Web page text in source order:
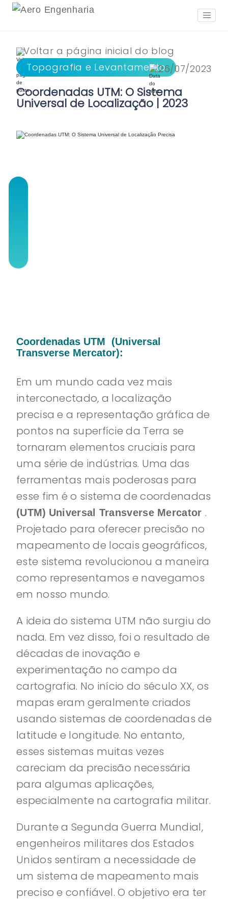
Topografia e Levantamento26/07/2023
Voltar a página inicial do blog
Coordenadas UTM: O Sistema
Universal de Localização | 2023
Coordenadas UTM (Universal
Transverse Mercator):
Em um mundo cada vez mais
interconectado, a localização
precisa e a representação gráfica de
pontos na superfície da Terra se
tornaram elementos cruciais para
uma série de indústrias. Uma das
ferramentas mais poderosas para
esse fim é o sistema de coordenadas
(UTM) Universal Transverse Mercator .
Projetado para oferecer precisão no
mapeamento de locais geográficos,
este sistema revolucionou a maneira
como representamos e navegamos
em nosso mundo.
A ideia do sistema UTM não surgiu do
nada. Em vez disso, foi o resultado de
décadas de inovação e
experimentação no campo da
cartografia. No início do século XX, os
mapas eram geralmente criados
usando sistemas de coordenadas de
latitude e longitude. No entanto,
esses sistemas muitas vezes
careciam da precisão necessária
para algumas aplicações,
especialmente na cartografia militar.
Durante a Segunda Guerra Mundial,
engenheiros militares dos Estados
Unidos sentiram a necessidade de
um sistema de mapeamento mais
preciso e confiável. O objetivo era ter